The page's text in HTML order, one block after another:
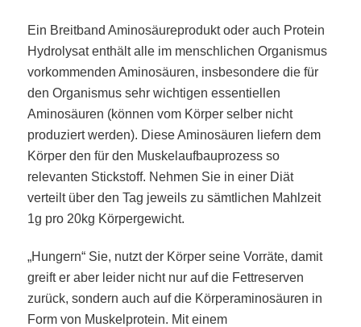
Ein Breitband Aminosäureprodukt oder auch Protein
Hydrolysat enthält alle im menschlichen Organismus
vorkommenden Aminosäuren, insbesondere die für
den Organismus sehr wichtigen essentiellen
Aminosäuren (können vom Körper selber nicht
produziert werden). Diese Aminosäuren liefern dem
Körper den für den Muskelaufbauprozess so
relevanten Stickstoff. Nehmen Sie in einer Diät
verteilt über den Tag jeweils zu sämtlichen Mahlzeit
1g pro 20kg Körpergewicht.
„Hungern“ Sie, nutzt der Körper seine Vorräte, damit
greift er aber leider nicht nur auf die Fettreserven
zurück, sondern auch auf die Körperaminosäuren in
Form von Muskelprotein. Mit einem